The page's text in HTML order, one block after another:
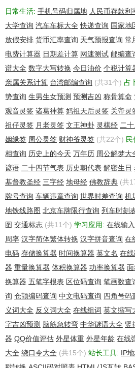
MarkMonitor.com reserves the right
any time.
By submitting this query, you agree to
Registrant:
Domain Administrator
Hasbro, Inc.
1027 Newport Ave.
Pawtucket Rhode Island 02861-2539
US
domains@HASBRO.COM
Domain Name:
Registrar Name: Markmonitor.com
Registrar Whois:
Registrar Homepage: http://
Administrative Contact:
Domain Administrator
Hasbro, Inc.
1027 Newport Ave.
Pawtucket Rhode Island 02861-2539
US
domains@HASBRO.COM
Technical Contact, Zone Contact:
Domain Administrator
Hasbro, Inc.
1027 Newport Ave.
Pawtucket Rhode Island 02861-2539
US
domains@HASBRO.COM
Created on..............: 2005-09-08.
日常生活: 手机号码归属地 人民币存款利
大学查询 汽车车标大全 快递查询 国家地
放假安排 货币汇率查询 天气预报查询 常
电费计算器 日期差计算 网速测试 邮编查
谱大全 数字大写转换 今日油价 个税计算
亲属关系计算 台湾邮编查询 (共31个) 占
势查询 生男生女预测 预测吉凶 称骨算命
观音灵签 诸葛神算 妈祖天后灵签 关帝灵
祖仔灵签 月老灵签 文王神卦 灵棋经 二
姻缘签 周公灵签 财神爷灵签 (共22个) 民
相查询 历史上的今天 万年历 周公解梦大
谚语 二十四节气表 历史朝代表 解密生日
基督教圣经 三字经 地母经 佛教辞典 (共
牌号查询 车辆违章查询 世界时差查询 机
地铁线路图 北京车牌限行查询 列车时刻
图 交通标志 (共11个) 学习应用: 在线输
周率 汉字简体繁体转换 汉字拼音查询 在
电码 存储换算器 时间换算器 英文名 在
器 重量换算器 体积换算器 功率换算器
换算器 五笔字根表 区位码查询 笔画数查
询 仓颉编码查询 中文电码查询 四角号码
义词大全 反义词大全 在线组词 英文缩写
字吉凶预测 脑筋急转弯 中华谜语大全 竖
器 QQ价值评估 外星体重 外星年龄 在线
大全 绕口令大全 (共15个) 站长工具: IP